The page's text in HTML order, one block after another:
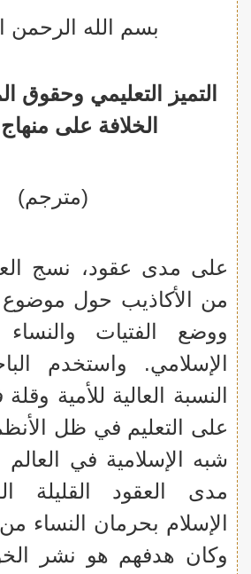
بسم الله الرحمن
التميز التعليمي وحقوق
الخلافة على منهاج
(مترجم)
على مدى عقود، نسج
من الأكاذيب حول موضوع
ووضع الفتيات
الإسلامي. واستخدم
النسبة العالية للأمية
على التعليم في ظل
شبه الإسلامية في
مدى العقود القليلة
الإسلام بحرمان النساء من
وكان هدفهم هو نشر